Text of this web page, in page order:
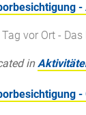
-
Tag vor Ort -
in